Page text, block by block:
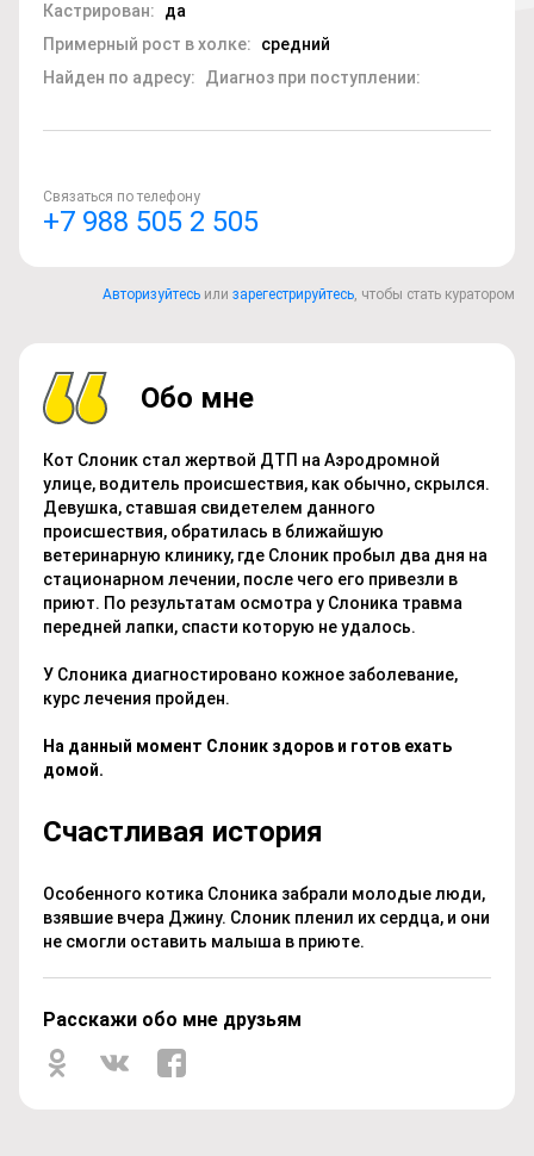
Кастрирован:
да
Примерный рост в холке:
средний
Найден по адресу:
Диагноз при поступлении:
Связаться по телефону
+7 988 505 2 505
Авторизуйтесь или зарегестрируйтесь, чтобы стать куратором
Обо мне
Кот Слоник стал жертвой ДТП на Аэродромной
улице, водитель происшествия, как обычно, скрылся.
Девушка, ставшая свидетелем данного
происшествия, обратилась в ближайшую
ветеринарную клинику, где Слоник пробыл два дня на
стационарном лечении, после чего его привезли в
приют. По результатам осмотра у Слоника травма
передней лапки, спасти которую не удалось.
У Слоника диагностировано кожное заболевание,
курс лечения пройден.
На данный момент Слоник здоров и готов ехать
домой.
Счастливая история
Особенного котика Слоника забрали молодые люди,
взявшие вчера Джину. Слоник пленил их сердца, и они
не смогли оставить малыша в приюте.
Расскажи обо мне друзьям